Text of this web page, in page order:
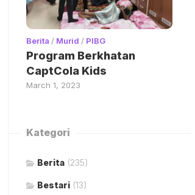
Berita / Murid / PIBG
Program Berkhatan
CaptCola Kids
March 1, 2023
Kategori
Berita (235)
Bestari (13)